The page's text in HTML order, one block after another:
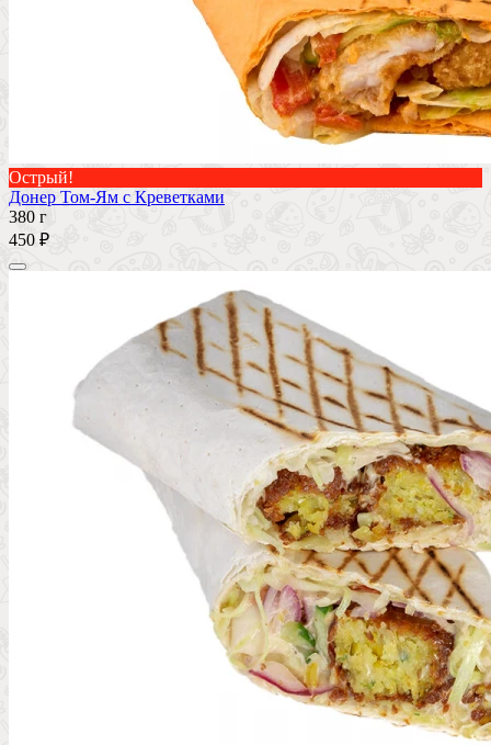
Острый!
Донер Том-Ям с Креветками
380 г
450 ₽